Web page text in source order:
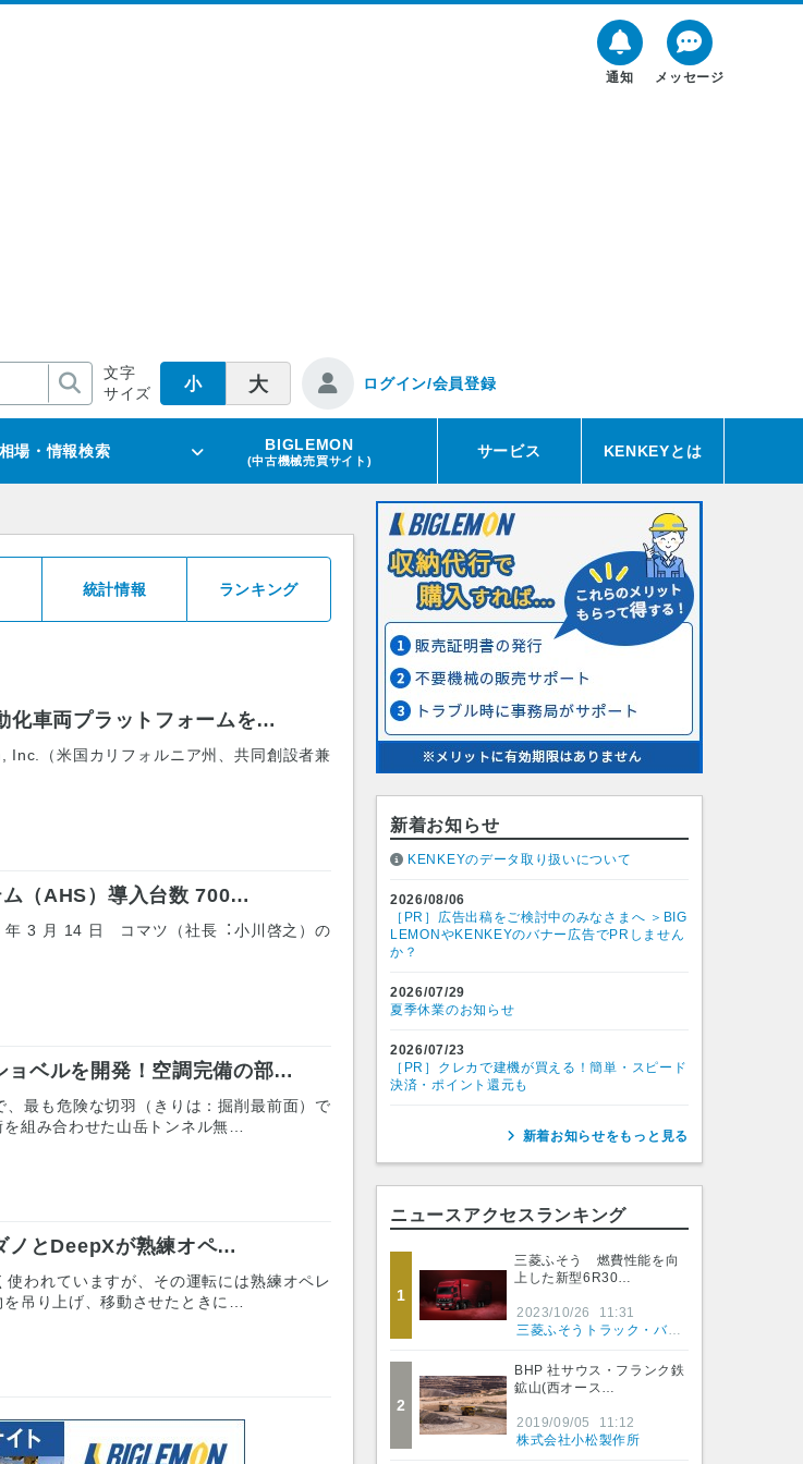
通知 メッセージ
文字
サイズ
小 大 ログイン/会員登録
相場・情報検索 BIGLEMON
(中古機械売買サイト)
サービス KENKEYとは
統計情報 ランキング
車両プラットフォームを…
（米国カリフォルニア州、共同創設者兼
（AHS）導入台数 700…
年 3 月 14 日 コマツ（社長︓小川啓之）の
ョベルを開発！空調完備の部…
最も危険な切羽（きりは：掘削最前面）で
組み合わせた山岳トンネル無…
ノとDeepXが熟練オペ…
われていますが、その運転には熟練オペレ
吊り上げ、移動させたときに…
新着お知らせ
KENKEYのデータ取り扱いについて
2026/08/06
［PR］広告出稿をご検討中のみなさまへ ＞BIG
LEMONやKENKEYのバナー広告でPRしません
か？
2026/07/29
夏季休業のお知らせ
2026/07/23
［PR］クレカで建機が買える！簡単・スピード
決済・ポイント還元も
新着お知らせをもっと見る
ニュースアクセスランキング
1
三菱ふそう 燃費性能を向
上した新型6R30…
2023/10/26
11:31
三菱ふそうトラック・バス株式会社
2
BHP 社サウス・フランク鉄
鉱山(西オース…
2019/09/05
11:12
株式会社小松製作所